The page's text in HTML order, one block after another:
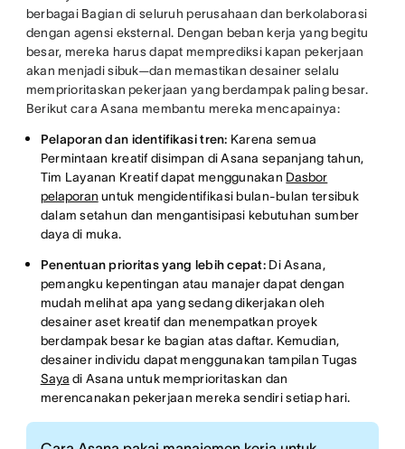
berbagai Bagian di seluruh perusahaan dan berkolaborasi
dengan agensi eksternal. Dengan beban kerja yang begitu
besar, mereka harus dapat memprediksi kapan pekerjaan
akan menjadi sibuk—dan memastikan desainer selalu
memprioritaskan pekerjaan yang berdampak paling besar.
Berikut cara Asana membantu mereka mencapainya:
Pelaporan dan identifikasi tren: Karena semua
Permintaan kreatif disimpan di Asana sepanjang tahun,
Tim Layanan Kreatif dapat menggunakan Dasbor
pelaporan untuk mengidentifikasi bulan-bulan tersibuk
dalam setahun dan mengantisipasi kebutuhan sumber
daya di muka.
Penentuan prioritas yang lebih cepat: Di Asana,
pemangku kepentingan atau manajer dapat dengan
mudah melihat apa yang sedang dikerjakan oleh
desainer aset kreatif dan menempatkan proyek
berdampak besar ke bagian atas daftar. Kemudian,
desainer individu dapat menggunakan tampilan Tugas
Saya di Asana untuk memprioritaskan dan
merencanakan pekerjaan mereka sendiri setiap hari.